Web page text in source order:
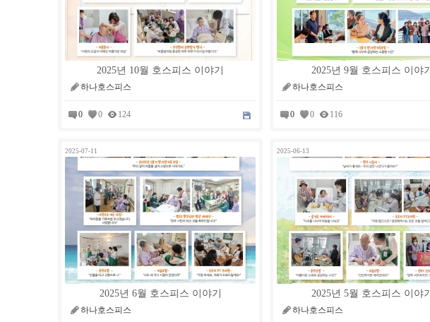
2025년 10월 호스피스 이야기
하나호스피스
0 0 124
2025년 9월 호스피스 이야기
하나호스피스
0 0 116
2025-07-11
2025년 6월 호스피스 이야기
하나호스피스
2025-06-13
2025년 5월 호스피스 이야기
하나호스피스